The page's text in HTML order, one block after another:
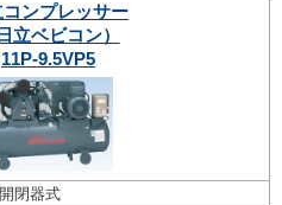
コンプレッサー
立ベビコン）
11P-9.5VP5
閉器式